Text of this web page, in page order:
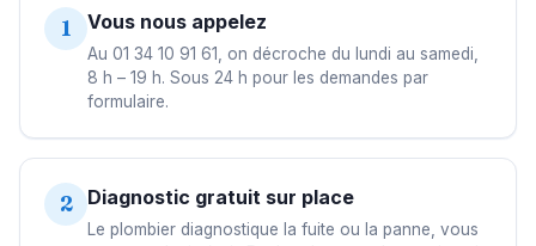
1 Vous nous appelez
Au 01 34 10 91 61, on décroche du lundi au samedi,
8 h – 19 h. Sous 24 h pour les demandes par
formulaire.
2 Diagnostic gratuit sur place
Le plombier diagnostique la fuite ou la panne, vous